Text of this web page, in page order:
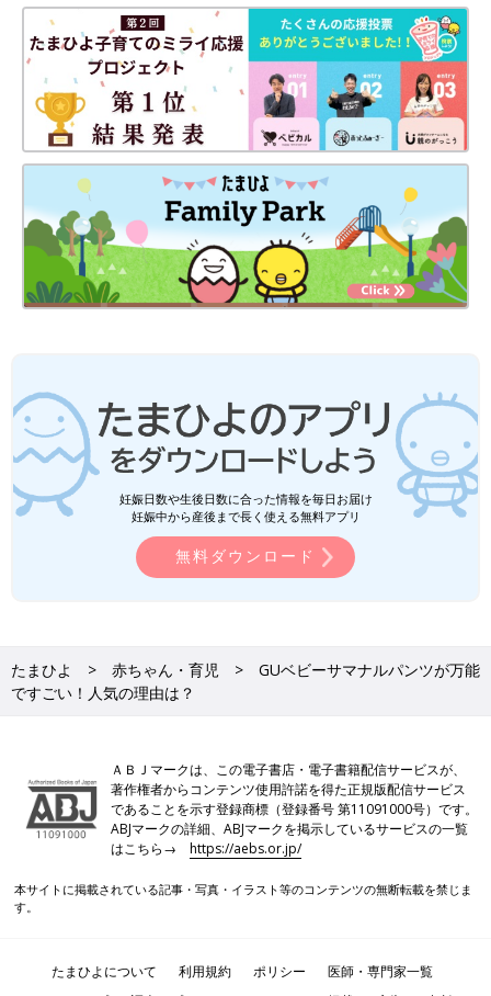
RokuさんもGUのサマナルパンツがお気に入りのようです。普段
はぴったりしたデザインのレギンスを履かせているそうですが、
こちらのアイテムはゆったりしたフォルムでボタっとした感じが
ちょうどよく可愛くて気に入っているそう。デニム柄とボーダー
の組み合わせも可愛くて、お出かけコーデにも使えそうですね！
【GU baby】値下げ品が安すぎて驚き！
おすすめ5選
GU babyの値下げアイテムが安すぎる！と話題
です。なかには500円以下に値下がっているお
洋服もあり、ニヤニヤが止まらなくなりそうで
す。今回は春先でも使える、キュートなおすす
めアイテムをご紹介します。
気になった方は、ぜひお店でチェックしてみてください！
(文・田中いづみ)
※記事内容でご紹介している投稿、リンク先は、削除される場合
があります。あらかじめご了承ください。
※記事の内容は記載当時の情報であり、現在と異なる場合があり
ます。
※記事内の価格はすべて税込み、2022年2月時点のものです。
妊娠日数や生後日数に合った情報を毎日お届け
妊娠中から産後まで長く使える無料アプリ
無料ダウンロード
たまひよ 赤ちゃん・育児
GUベビーサマナルパンツが万能
ですごい！人気の理由は？
ＡＢＪマークは、この電子書店・電子書籍配信サービスが、
著作権者からコンテンツ使用許諾を得た正規版配信サービス
であることを示す登録商標（登録番号 第11091000号）です。
ABJマークの詳細、ABJマークを掲示しているサービスの一覧
はこちら→https://aebs.or.jp/
本サイトに掲載されている記事・写真・イラスト等のコンテンツの無断転載を禁じま
す。
たまひよについて 利用規約 ポリシー
医師・専門家一覧